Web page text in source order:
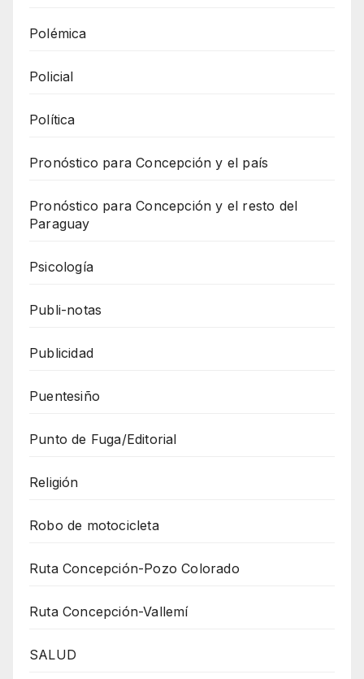
Polémica
Policial
Política
Pronóstico para Concepción y el país
Pronóstico para Concepción y el resto del
Paraguay
Psicología
Publi-notas
Publicidad
Puentesiño
Punto de Fuga/Editorial
Religión
Robo de motocicleta
Ruta Concepción-Pozo Colorado
Ruta Concepción-Vallemí
SALUD